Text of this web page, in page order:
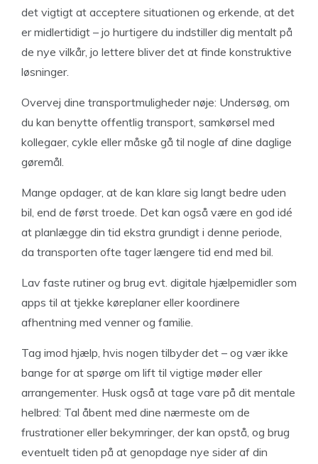
det vigtigt at acceptere situationen og erkende, at det
er midlertidigt – jo hurtigere du indstiller dig mentalt på
de nye vilkår, jo lettere bliver det at finde konstruktive
løsninger.
Overvej dine transportmuligheder nøje: Undersøg, om
du kan benytte offentlig transport, samkørsel med
kollegaer, cykle eller måske gå til nogle af dine daglige
gøremål.
Mange opdager, at de kan klare sig langt bedre uden
bil, end de først troede. Det kan også være en god idé
at planlægge din tid ekstra grundigt i denne periode,
da transporten ofte tager længere tid end med bil.
Lav faste rutiner og brug evt. digitale hjælpemidler som
apps til at tjekke køreplaner eller koordinere
afhentning med venner og familie.
Tag imod hjælp, hvis nogen tilbyder det – og vær ikke
bange for at spørge om lift til vigtige møder eller
arrangementer. Husk også at tage vare på dit mentale
helbred: Tal åbent med dine nærmeste om de
frustrationer eller bekymringer, der kan opstå, og brug
eventuelt tiden på at genopdage nye sider af din